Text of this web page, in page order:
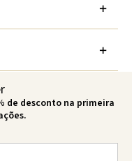
de desconto na primeira